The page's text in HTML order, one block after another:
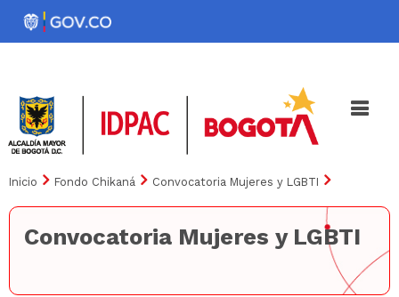
Pasar
Noticias Iniciativas
Inicio Fondo Chikaná Convocatoria Mujeres y LGBTI
Convocatoria Mujeres y LGBTI